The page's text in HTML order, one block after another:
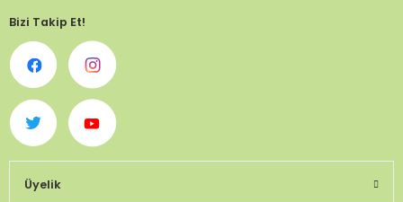
Bizi Takip Et!
Üyelik